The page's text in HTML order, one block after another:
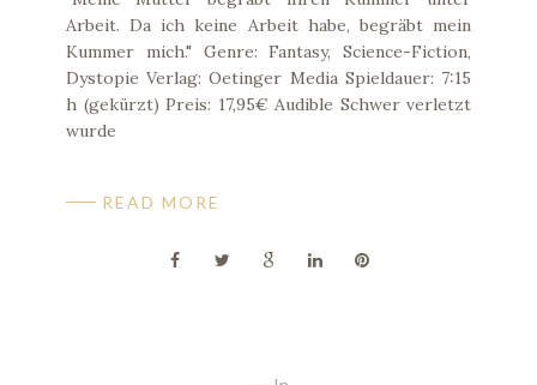
Arbeit. Da ich keine Arbeit habe, begräbt mein
Kummer mich." Genre: Fantasy, Science-Fiction,
Dystopie Verlag: Oetinger Media Spieldauer: 7:15
h (gekürzt) Preis: 17,95€ Audible Schwer verletzt
wurde
READ MORE